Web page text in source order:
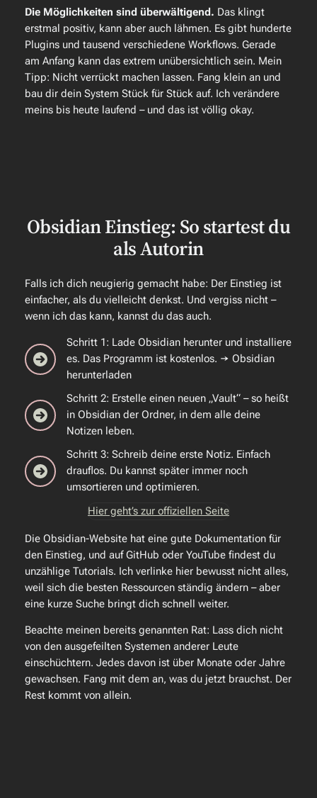
Die Möglichkeiten sind überwältigend. Das klingt
erstmal positiv, kann aber auch lähmen. Es gibt hunderte
Plugins und tausend verschiedene Workflows. Gerade
am Anfang kann das extrem unübersichtlich sein. Mein
Tipp: Nicht verrückt machen lassen. Fang klein an und
bau dir dein System Stück für Stück auf. Ich verändere
meins bis heute laufend – und das ist völlig okay.
Obsidian Einstieg: So startest du
als Autorin
Falls ich dich neugierig gemacht habe: Der Einstieg ist
einfacher, als du vielleicht denkst. Und vergiss nicht –
wenn ich das kann, kannst du das auch.
Schritt 1: Lade Obsidian herunter und installiere
es. Das Programm ist kostenlos. → Obsidian
herunterladen
Schritt 2: Erstelle einen neuen „Vault“ – so heißt
in Obsidian der Ordner, in dem alle deine
Notizen leben.
Schritt 3: Schreib deine erste Notiz. Einfach
drauflos. Du kannst später immer noch
umsortieren und optimieren.
Hier geht’s zur offiziellen Seite
Die Obsidian-Website hat eine gute Dokumentation für
den Einstieg, und auf GitHub oder YouTube findest du
unzählige Tutorials. Ich verlinke hier bewusst nicht alles,
weil sich die besten Ressourcen ständig ändern – aber
eine kurze Suche bringt dich schnell weiter.
Beachte meinen bereits genannten Rat: Lass dich nicht
von den ausgefeilten Systemen anderer Leute
einschüchtern. Jedes davon ist über Monate oder Jahre
gewachsen. Fang mit dem an, was du jetztbrauchst. Der
Rest kommt von allein.